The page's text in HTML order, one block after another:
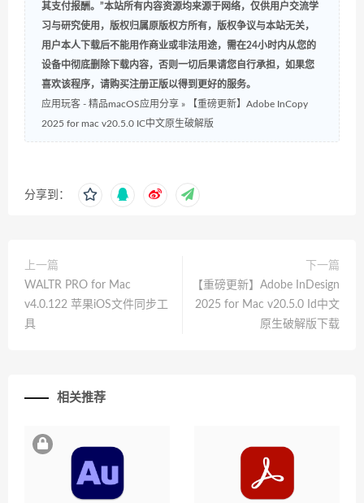
其支付报酬。”本站所有内容资源均来源于网络，仅供用户交流学
习与研究使用，版权归属原版权方所有，版权争议与本站无关，
用户本人下载后不能用作商业或非法用途，需在24小时内从您的
设备中彻底删除下载内容，否则一切后果请您自行承担，如果您
喜欢该程序，请购买注册正版以得到更好的服务。
应用玩客 - 精品macOS应用分享 »
【重磅更新】Adobe InCopy
2025 for mac v20.5.0 IC中文原生破解版
分享到：
上一篇
WALTR PRO for Mac
v4.0.122 苹果iOS文件同步工
具
下一篇
【重磅更新】Adobe InDesign
2025 for Mac v20.5.0 Id中文
原生破解版下载
相关推荐